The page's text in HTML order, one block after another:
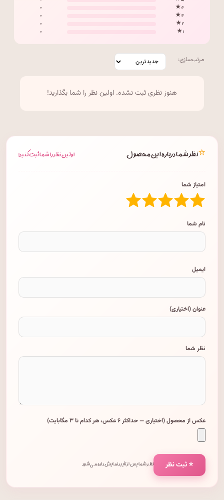
۴ ★
۰
۳ ★
۰
۲ ★
۰
۱ ★
۰
مرتب‌سازی:
هنوز نظری ثبت نشده. اولین نظر را شما بگذارید!
⭐نظر شما درباره این محصول اولین نظر را شما ثبت کنید!
امتیاز شما
نام شما
ایمیل
عنوان (اختیاری)
نظر شما
عکس از محصول (اختیاری — حداکثر ۶ عکس، هر کدام تا ۳ مگابایت)
⭐ ثبت نظر نظر شما پس از تأیید نمایش داده می‌شود.